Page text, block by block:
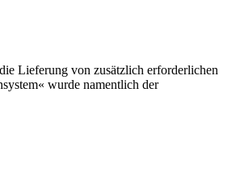
Lieferung von zusätzlich erforderlichen
wurde namentlich der